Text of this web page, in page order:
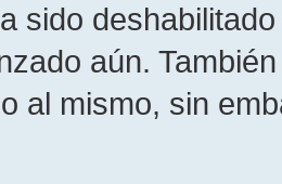
sido
aún.
al mismo, sin